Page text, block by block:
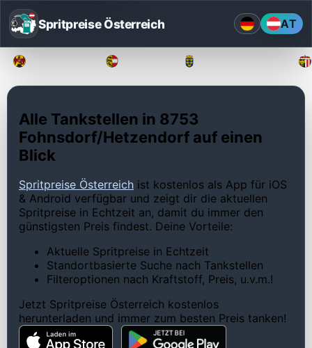
Spritpreise Österreich AT
Alle Tankstellen in 8753
Fohnsdorf/Hetzendorf auf einen
Blick
Spritpreise Österreich ist kostenlos als App für iOS
& Android verfügbar und zeigt dir die aktuellen
Spritpreise in Echtzeit an, damit du immer den
günstigsten Preis findest. Deine Vorteile:
Aktuelle Spritpreise in Echtzeit
Standortbasierte Suche nach Tankstellen
Filteroptionen nach Kraftstoff, Preis, u.v.m.!
Jetzt Spritpreise Österreich kostenlos
herunterladen und immer zum besten Preis tanken!